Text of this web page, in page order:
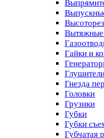
Вытяжные
Гайки и
Гнезда
Головки
Грузики
Губки
Губки
Губчатая